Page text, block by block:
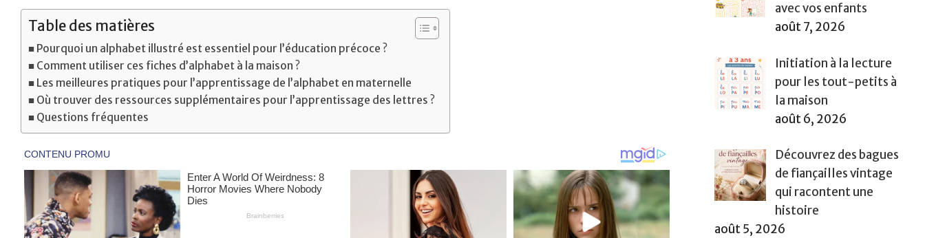
Table des matières
Pourquoi un alphabet illustré est essentiel pour l’éducation précoce ?
Comment utiliser ces fiches d’alphabet à la maison ?
Les meilleures pratiques pour l’apprentissage de l’alphabet en maternelle
Où trouver des ressources supplémentaires pour l’apprentissage des lettres ?
Questions fréquentes
avec vos enfants
août 7, 2026
Initiation à la lecture
pour les tout-petits à
la maison
août 6, 2026
Découvrez des bagues
de fiançailles vintage
qui racontent une
histoire
août 5, 2026